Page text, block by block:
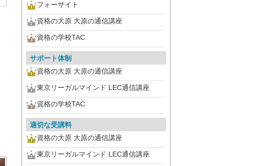
フォーサイト
資格の大原 大原の通信講座
資格の学校TAC
サポート体制
資格の大原 大原の通信講座
東京リーガルマインド LEC通信講座
資格の学校TAC
適切な受講料
資格の大原 大原の通信講座
東京リーガルマインド LEC通信講座